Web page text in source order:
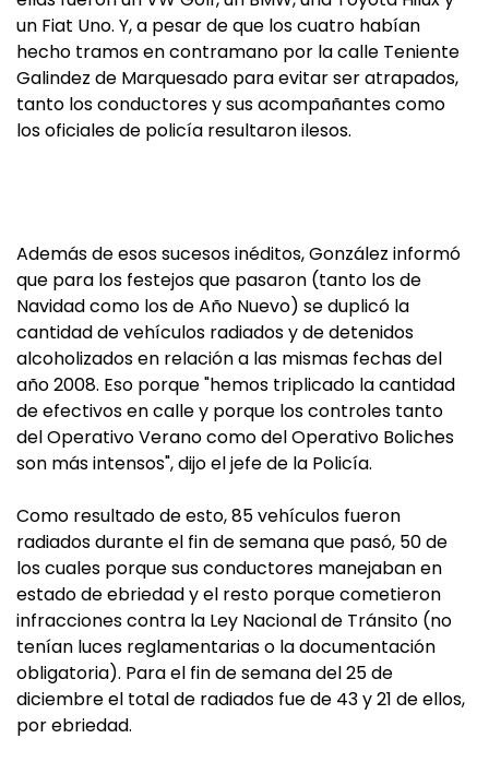
un Fiat Uno. Y, a pesar de que los cuatro habían
hecho tramos en contramano por la calle Teniente
Galindez de Marquesado para evitar ser atrapados,
tanto los conductores y sus acompañantes como
los oficiales de policía resultaron ilesos.
Además de esos sucesos inéditos, González informó
que para los festejos que pasaron (tanto los de
Navidad como los de Año Nuevo) se duplicó la
cantidad de vehículos radiados y de detenidos
alcoholizados en relación a las mismas fechas del
año 2008. Eso porque "hemos triplicado la cantidad
de efectivos en calle y porque los controles tanto
del Operativo Verano como del Operativo Boliches
son más intensos", dijo el jefe de la Policía.
Como resultado de esto, 85 vehículos fueron
radiados durante el fin de semana que pasó, 50 de
los cuales porque sus conductores manejaban en
estado de ebriedad y el resto porque cometieron
infracciones contra la Ley Nacional de Tránsito (no
tenían luces reglamentarias o la documentación
obligatoria). Para el fin de semana del 25 de
diciembre el total de radiados fue de 43 y 21 de ellos,
por ebriedad.